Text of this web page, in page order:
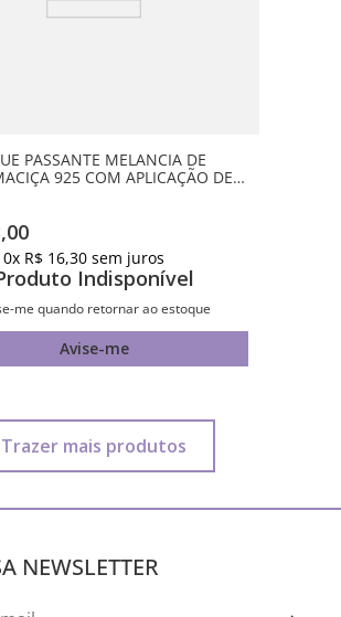
PASSANTE MELANCIA DE
925 COM APLICAÇÃO DE
,00
x R$ 16,30 sem juros
Indisponível
me quando retornar ao estoque
Avise-me
NEWSLETTER